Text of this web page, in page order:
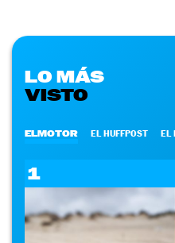
LO MÁS
VISTO
ELMOTOR EL HUFFPOST EL
1